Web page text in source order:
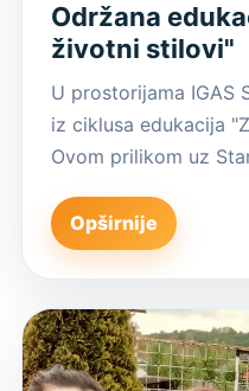
Održana
životni stilovi"
U prostorijama IGAS
iz ciklusa edukacija
Ovom prilikom uz
Opširnije